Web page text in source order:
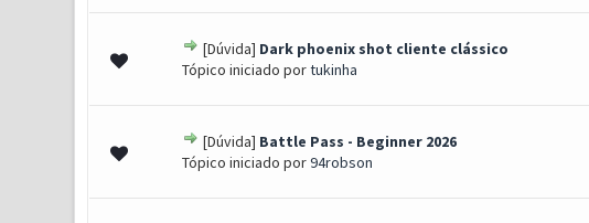
[Dúvida] Dark phoenix shot cliente clássico
Tópico iniciado portukinha
0 Voto(s) - 0 de 5 em média
1234 5
[Dúvida] Battle Pass - Beginner 2026
Tópico iniciado por94robson
0 Voto(s) - 0 de 5 em média
12345